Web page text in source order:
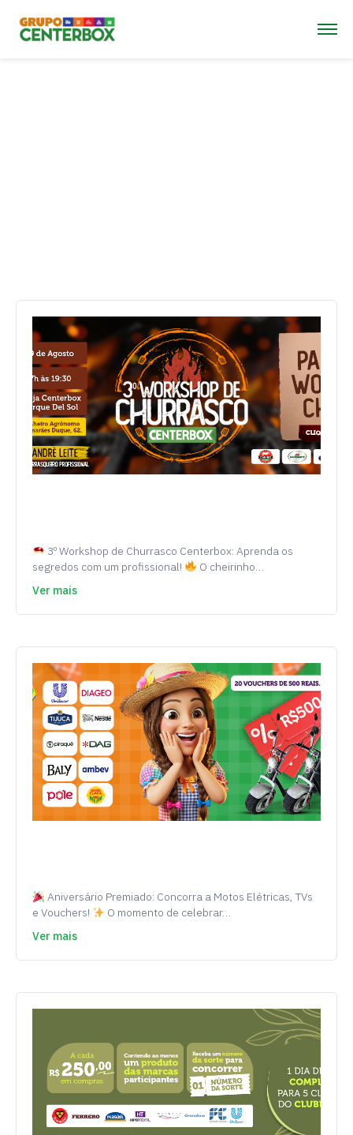
3º Workshop de Churrasco Centerbox: Aprenda os
segredos com um profissional!
O cheirinho…
Ver mais
Aniversário Premiado: Concorra a Motos Elétricas, TVs
e Vouchers!
O momento de celebrar…
Ver mais